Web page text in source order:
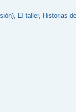
El taller, Historias